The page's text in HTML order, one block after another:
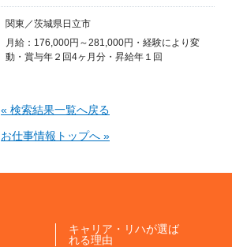
関東／茨城県日立市
月給：176,000円～281,000円・経験により変
動・賞与年２回4ヶ月分・昇給年１回
« 検索結果一覧へ戻る
お仕事情報トップへ »
キャリア・リハが選ば
れる理由